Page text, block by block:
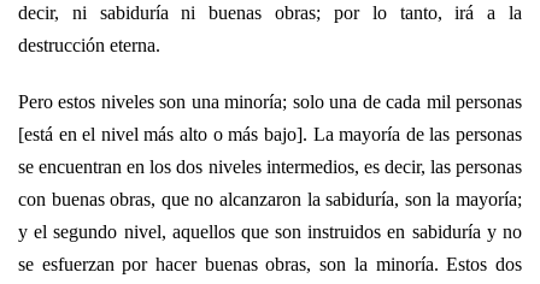
decir, ni sabiduría ni buenas obras; por lo tanto, irá a la
destrucción eterna.
Pero estos niveles son una minoría; solo una de cada mil personas
[está en el nivel más alto o más bajo]. La mayoría de las personas
se encuentran en los dos niveles intermedios, es decir, las personas
con buenas obras, que no alcanzaron la sabiduría, son la mayoría;
y el segundo nivel, aquellos que son instruidos en sabiduría y no
se esfuerzan por hacer buenas obras, son la minoría. Estos dos